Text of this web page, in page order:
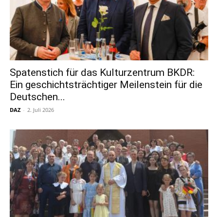
Spatenstich für das Kulturzentrum BKDR:
Ein geschichtsträchtiger Meilenstein für die
Deutschen...
DAZ - 2. Juli 2026